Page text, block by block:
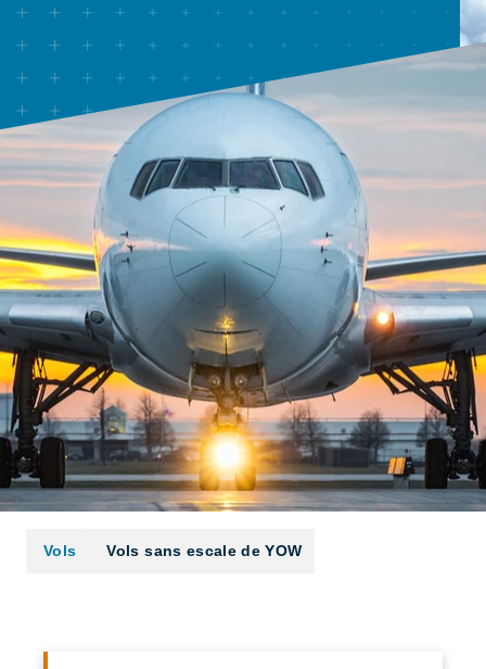
Vols Vols sans escale de YOW